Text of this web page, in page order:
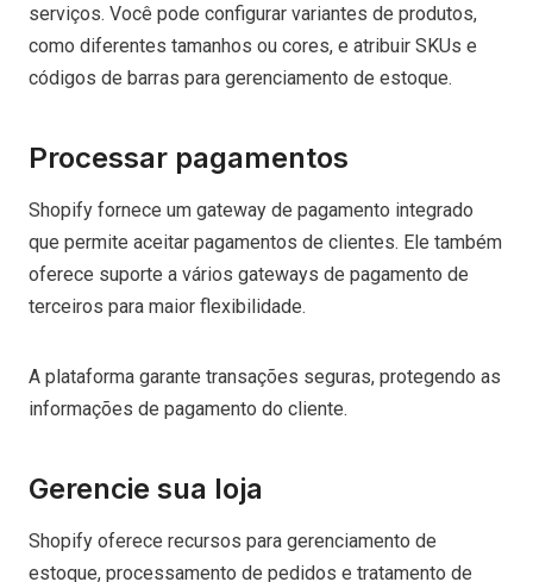
serviços. Você pode configurar variantes de produtos,
como diferentes tamanhos ou cores, e atribuir SKUs e
códigos de barras para gerenciamento de estoque.
Processar pagamentos
Shopify fornece um gateway de pagamento integrado
que permite aceitar pagamentos de clientes. Ele também
oferece suporte a vários gateways de pagamento de
terceiros para maior flexibilidade.
A plataforma garante transações seguras, protegendo as
informações de pagamento do cliente.
Gerencie sua loja
Shopify oferece recursos para gerenciamento de
estoque, processamento de pedidos e tratamento de